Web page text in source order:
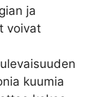
ja
voivat
kuumia